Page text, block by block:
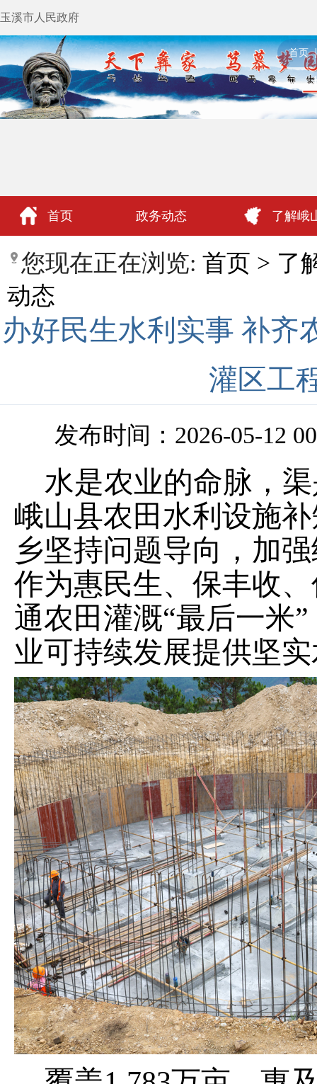
玉溪市人民政府
首页
首页 政务动态 了解峨
政民互动
您现在正在浏览: 首页 > 了
动态
办好民生水利实事 补
灌区工
发布时间：2026-05-12
水是农业的命脉，
峨山县农田水利设施
乡坚持问题导向，加
作为惠民生、保丰收
通农田灌溉“最后一米
业可持续发展提供坚